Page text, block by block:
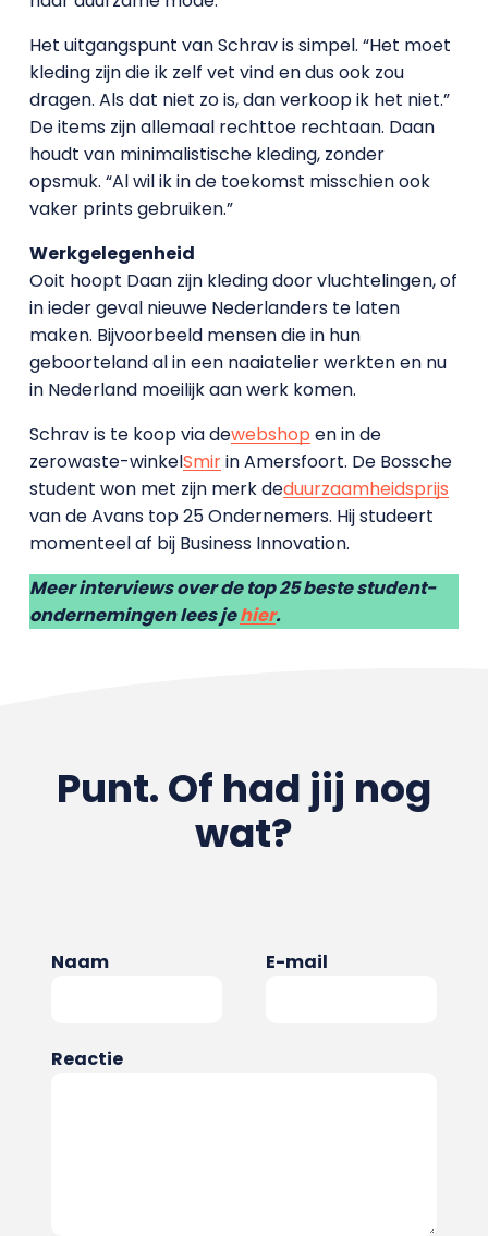
Het uitgangspunt van Schrav is simpel. “Het moet
kleding zijn die ik zelf vet vind en dus ook zou
dragen. Als dat niet zo is, dan verkoop ik het niet.”
De items zijn allemaal rechttoe rechtaan. Daan
houdt van minimalistische kleding, zonder
opsmuk. “Al wil ik in de toekomst misschien ook
vaker prints gebruiken.”
Werkgelegenheid
Ooit hoopt Daan zijn kleding door vluchtelingen, of
in ieder geval nieuwe Nederlanders te laten
maken. Bijvoorbeeld mensen die in hun
geboorteland al in een naaiatelier werkten en nu
in Nederland moeilijk aan werk komen.
Schrav is te koop via dewebshop en in de
zerowaste-winkelSmirin Amersfoort. De Bossche
student won met zijn merk deduurzaamheidsprijs
van de Avans top 25 Ondernemers. Hij studeert
momenteel af bij Business Innovation.
Meer interviews over de top 25 beste student-
ondernemingen lees jehier.
Punt. Of had jij nog
wat?
Naam E-mail
Reactie